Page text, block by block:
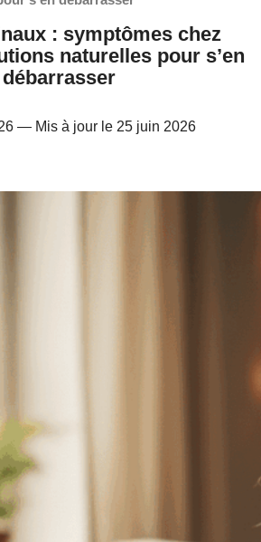
: symptômes chez
naturelles pour s’en
débarrasser
— Mis à jour le 25 juin 2026